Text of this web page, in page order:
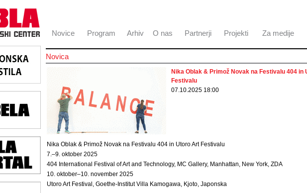
Novice Program Arhiv O nas Partnerji Projekti Za medije
Novica
Nika Oblak & Primož Novak na Festivalu 404 in
Festivalu
07.10.2025 18:00
Nika Oblak & Primož Novak na Festivalu 404 in Utoro Art Festivalu
7.–9. oktober 2025
404 International Festival of Art and Technology, MC Gallery, Manhattan, New York, ZDA
10. oktober–10. november 2025
Utoro Art Festival, Goethe-Institut Villa Kamogawa, Kjoto, Japonska